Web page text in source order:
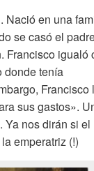
Nació en una
se casó el
Francisco igualó
donde tenía
Francisco
sus gastos».
Ya nos dirán si el
emperatriz (!)